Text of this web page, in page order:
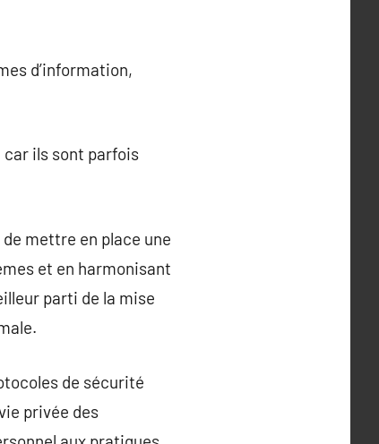
d’information,
car ils sont parfois
mettre en place une
et en harmonisant
parti de la mise
de sécurité
privée des